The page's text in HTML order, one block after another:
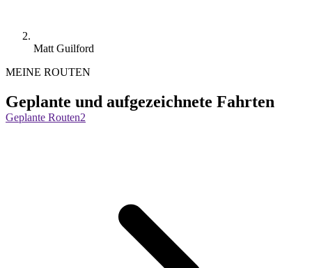
Matt Guilford
MEINE ROUTEN
Geplante und aufgezeichnete Fahrten
Geplante Routen2